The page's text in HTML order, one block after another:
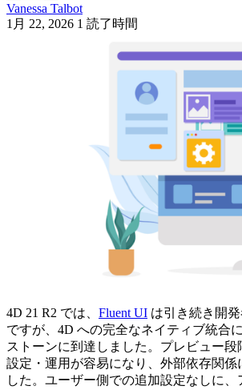
Vanessa Talbot
1月 22, 2026 1 読了時間
4D 21 R2 では、 Fluent UI は引き続き開
ですが、4D への完全なネイティブ統合
ストーンに到達しました。プレビュー段
設定・運用が容易になり、外部依存関係
した。ユーザー側での追加設定なしに